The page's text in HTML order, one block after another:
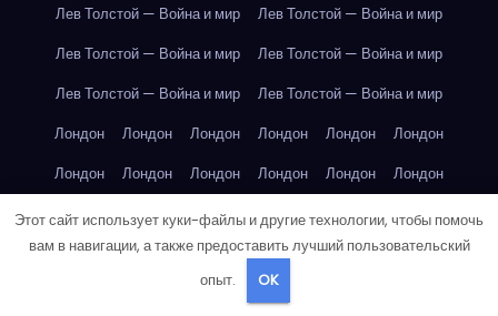
Лев Толстой — Война и мир
Лев Толстой — Война и мир
Лев Толстой — Война и мир
Лев Толстой — Война и мир
Лев Толстой — Война и мир
Лев Толстой — Война и мир
Лондон
Лондон Лондон Лондон Лондон
Лондон
Лондон
Лондон Лондон Лондон Лондон
Лондон
Лондон
Лондон Лондон Лондон Лондон
Лондон
Лондон
Лондон Лондон Лондон
Лос-Анджелес
Этот сайт использует куки-файлы и другие технологии, чтобы помочь
вам в навигации, а также предоставить лучший пользовательский
опыт.
OK